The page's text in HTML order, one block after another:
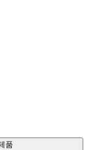
품